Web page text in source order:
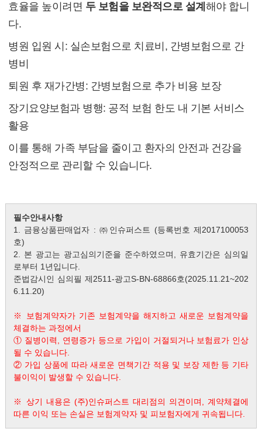
효율을 높이려면 두 보험을 보완적으로 설계 해야 합니
다.
병원 입원 시: 실손보험으로 치료비, 간병보험으로 간
병비
퇴원 후 재가간병: 간병보험으로 추가 비용 보장
장기요양보험과 병행: 공적 보험 한도 내 기본 서비스
활용
이를 통해 가족 부담을 줄이고 환자의 안전과 건강을
안정적으로 관리할 수 있습니다.
필수안내사항
1. 금융상품판매업자 : ㈜인슈퍼스트 (등록번호 제2017100053
호)
2. 본 광고는 광고심의기준을 준수하였으며, 유효기간은 심의일
로부터 1년입니다.
준법감시인 심의필 제2511-광고S-BN-68866호(2025.11.21~202
6.11.20)
※ 보험계약자가 기존 보험계약을 해지하고 새로운 보험계약을
체결하는 과정에서
① 질병이력, 연령증가 등으로 가입이 거절되거나 보험료가 인상
될 수 있습니다.
② 가입 상품에 따라 새로운 면책기간 적용 및 보장 제한 등 기타
불이익이 발생할 수 있습니다.
※ 상기 내용은 (주)인슈퍼스트 대리점의 의견이며, 계약체결에
따른 이익 또는 손실은 보험계약자 및 피보험자에게 귀속됩니다.